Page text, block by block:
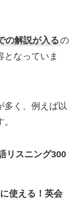
の解説が入るの
となっていま
多く、例えば以
リスニング300
使える！英会